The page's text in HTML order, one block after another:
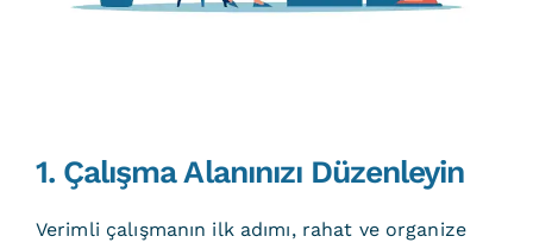
1. Çalışma Alanınızı Düzenleyin
Verimli çalışmanın ilk adımı, rahat ve organize